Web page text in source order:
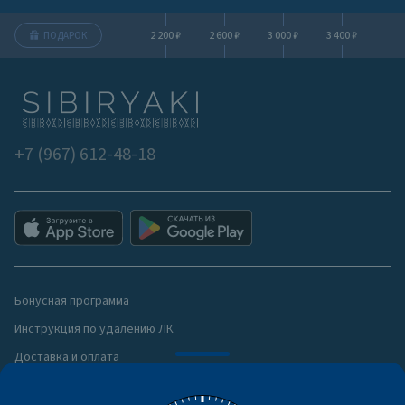
ПОДАРОК 2 200 ₽ 2 600 ₽ 3 000 ₽ 3 400 ₽
+7 (967) 612-48-18
Бонусная программа
Инструкция по удалению ЛК
Доставка и оплата